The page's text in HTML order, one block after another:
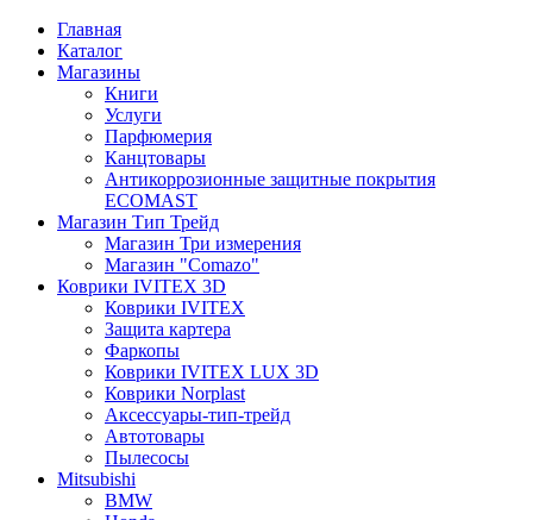
Главная
Каталог
Магазины
Книги
Услуги
Парфюмерия
Канцтовары
Антикоррозионные защитные покрытия
ECOMAST
Магазин Тип Трейд
Магазин Три измерения
Магазин "Comazo"
Коврики IVITEX 3D
Коврики IVITEX
Защита картера
Фаркопы
Коврики IVITEX LUX 3D
Коврики Norplast
Аксессуары-тип-трейд
Автотовары
Пылесосы
Mitsubishi
BMW